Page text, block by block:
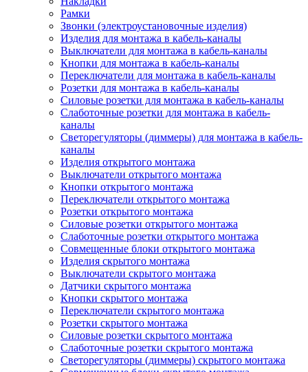
Рамки
Звонки (электроустановочные изделия)
Изделия для монтажа в кабель-каналы
Выключатели для монтажа в кабель-каналы
Кнопки для монтажа в кабель-каналы
Переключатели для монтажа в кабель-каналы
Розетки для монтажа в кабель-каналы
Силовые розетки для монтажа в кабель-каналы
Слаботочные розетки для монтажа в кабель-
каналы
Светорегуляторы (диммеры) для монтажа в кабель-
каналы
Изделия открытого монтажа
Выключатели открытого монтажа
Кнопки открытого монтажа
Переключатели открытого монтажа
Розетки открытого монтажа
Силовые розетки открытого монтажа
Слаботочные розетки открытого монтажа
Совмещенные блоки открытого монтажа
Изделия скрытого монтажа
Выключатели скрытого монтажа
Датчики скрытого монтажа
Кнопки скрытого монтажа
Переключатели скрытого монтажа
Розетки скрытого монтажа
Силовые розетки скрытого монтажа
Слаботочные розетки скрытого монтажа
Светорегуляторы (диммеры) скрытого монтажа